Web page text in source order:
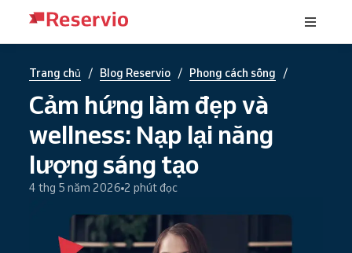
Trang chủ / Blog Reservio / Phong cách sống /
Cảm hứng làm đẹp và
wellness: Nạp lại năng
lượng sáng tạo
4 thg 5 năm 2026 2 phút đọc